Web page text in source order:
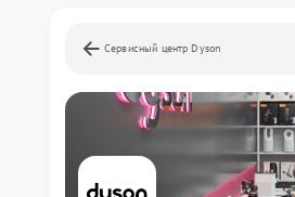
Сервисный центр Dyson